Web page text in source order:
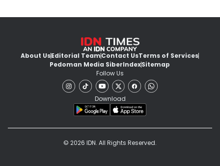
About UsEditorial TeamContact UsTerms of Services
Pedoman Media SiberIndexSitemap
Follow Us
Download
© 2026 IDN. All Rights Reserved.